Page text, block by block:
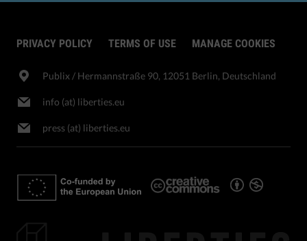
PRIVACY POLICY TERMS OF USE MANAGE COOKIES
Publix​ / Hermannstraße 90, 12051 Berlin, Deutschland
info (at) liberties.eu
press (at) liberties.eu